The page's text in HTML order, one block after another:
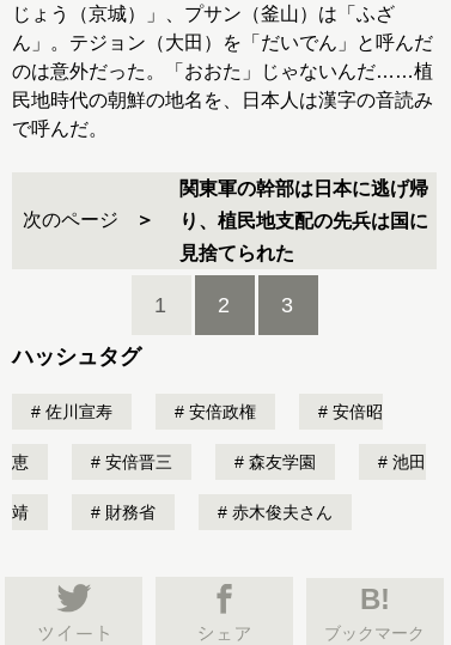
じょう（京城）」、プサン（釜山）は「ふざ
ん」。テジョン（大田）を「だいでん」と呼んだ
のは意外だった。「おおた」じゃないんだ……植
民地時代の朝鮮の地名を、日本人は漢字の音読み
で呼んだ。
次のページ
関東軍の幹部は日本に逃げ帰
り、植民地支配の先兵は国に
見捨てられた
1 2 3
ハッシュタグ
佐川宣寿 安倍政権 安倍昭
恵 安倍晋三 森友学園 池田
靖 財務省 赤木俊夫さん
B!
ブックマーク